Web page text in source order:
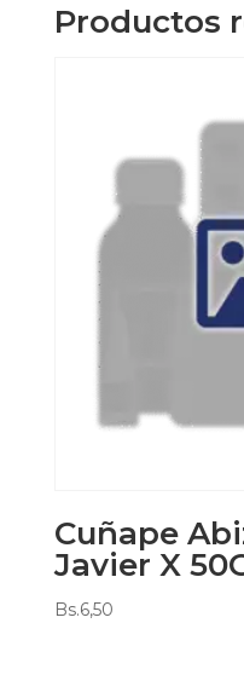
Productos
Cuñape
Javier X
Bs.6,50